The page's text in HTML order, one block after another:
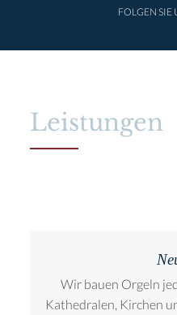
FOLGEN SIE
Leistungen
Wir bauen Orgeln
Kathedralen, Kirchen